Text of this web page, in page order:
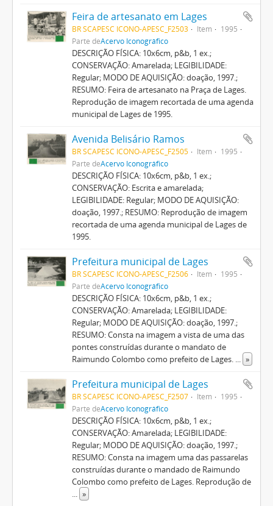
Feira de artesanato em Lages
BR SCAPESC ICONO-APESC_F2503 Item
1995
Parte deAcervo Iconográfico
DESCRIÇÃO FÍSICA: 10x6cm, p&b, 1 ex.;
CONSERVAÇÃO: Amarelada; LEGIBILIDADE:
Regular; MODO DE AQUISIÇÃO: doação, 1997.;
RESUMO: Feira de artesanato na Praça de Lages.
Reprodução de imagem recortada de uma agenda
municipal de Lages de 1995.
Avenida Belisário Ramos
BR SCAPESC ICONO-APESC_F2505 Item
1995
Parte deAcervo Iconográfico
DESCRIÇÃO FÍSICA: 10x6cm, p&b, 1 ex.;
CONSERVAÇÃO: Escrita e amarelada;
LEGIBILIDADE: Regular; MODO DE AQUISIÇÃO:
doação, 1997.; RESUMO: Reprodução de imagem
recortada de uma agenda municipal de Lages de
1995.
Prefeitura municipal de Lages
BR SCAPESC ICONO-APESC_F2506 Item
1995
Parte deAcervo Iconográfico
DESCRIÇÃO FÍSICA: 10x6cm, p&b, 1 ex.;
CONSERVAÇÃO: Amarelada; LEGIBILIDADE:
Regular; MODO DE AQUISIÇÃO: doação, 1997.;
RESUMO: Consta na imagem a vista de uma das
pontes construídas durante o mandato de
Raimundo Colombo como prefeito de Lages. ... »
Prefeitura municipal de Lages
BR SCAPESC ICONO-APESC_F2507 Item
1995
Parte deAcervo Iconográfico
DESCRIÇÃO FÍSICA: 10x6cm, p&b, 1 ex.;
CONSERVAÇÃO: Amarelada; LEGIBILIDADE:
Regular; MODO DE AQUISIÇÃO: doação, 1997.;
RESUMO: Consta na imagem uma das passarelas
construídas durante o mandado de Raimundo
Colombo como prefeito de Lages. Reprodução de
... »